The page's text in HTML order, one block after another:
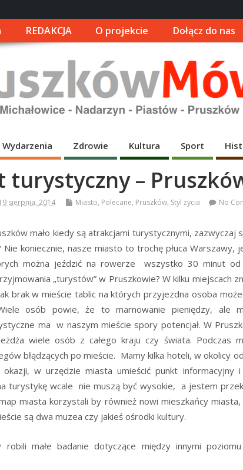
REDAKCJA O projekcie Dołącz do nas
Wydarzenia Zdrowie Kultura Sport
turystyczny –
sierpnia, 2014 Miasto, Polecane, Pruszków, Styl życia No
mało kiedy są atrakcjami turystycznymi, zazwyczaj
Nie koniecznie, nasze miasto to trochę płuca
można jeździć na rowerze wszystko 30 minut
„turystów” w Pruszkowie? W kilku miejscach
brak w mieście tablic na których przyjezdna osoba
osób powie, że to marnowanie pieniędzy, ale
ma w naszym mieście spory potencjał. W
wiele osób z całego kraju czy świata. Podczas
błądzących po mieście. Mamy kilka hoteli, w okolicy
w urzędzie miasta umieścić punkt informacyjny
turystykę wcale nie muszą być wysokie, a jestem
miasta korzystali by również nowi mieszkańcy
są dwa muzea czy jakieś ośrodki kultury.
robili małe badanie dotyczące między innymi